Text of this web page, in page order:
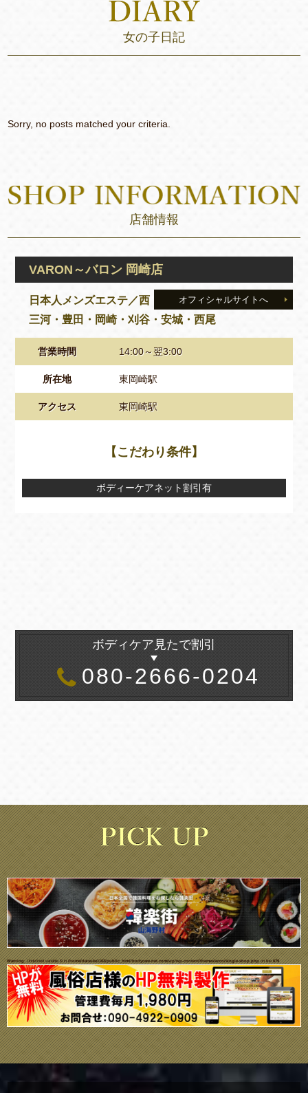
女の子日記
Sorry, no posts matched your criteria.
店舗情報
VARON～バロン 岡崎店
オフィシャルサイトへ
日本人メンズエステ／西
三河・豊田・岡崎・刈谷・安城・西尾
営業時間 14:00～翌3:00
所在地 東岡崎駅
アクセス 東岡崎駅
【こだわり条件】
ボディーケアネット割引有
ボディケア見たで割引
080-2666-0204
Warning: Undefined variable $i in/home/daisuke1102/public_html/bodycare-net.com/wp/wp-content/themes/ecco/single-shop.phpon line679